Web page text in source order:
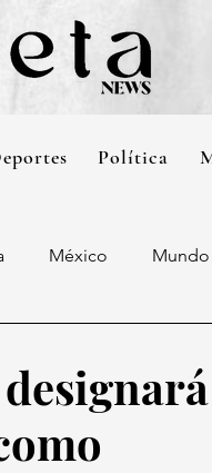
Política
México Mundo